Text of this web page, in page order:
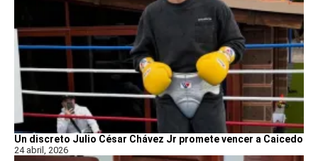
Un discreto Julio César Chávez Jr promete vencer a Caicedo
24 abril, 2026